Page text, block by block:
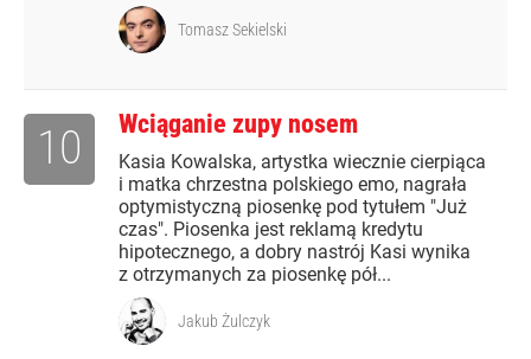
Tomasz Sekielski
Wciąganie zupy nosem
Kasia Kowalska, artystka wiecznie cierpiąca
i matka chrzestna polskiego emo, nagrała
optymistyczną piosenkę pod tytułem "Już
czas". Piosenka jest reklamą kredytu
hipotecznego, a dobry nastrój Kasi wynika
z otrzymanych za piosenkę pół...
10
Jakub Żulczyk